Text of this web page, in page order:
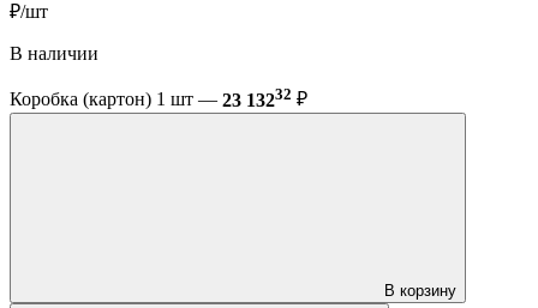
₽/шт
В наличии
Коробка (картон) 1 шт — 23 13232 ₽
В корзину